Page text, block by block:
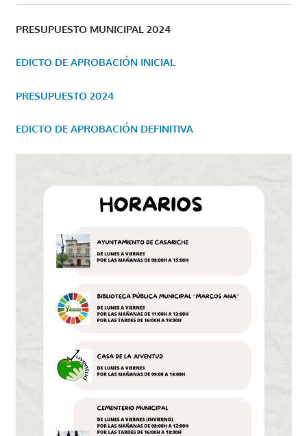
PRESUPUESTO MUNICIPAL 2024
EDICTO DE APROBACIÓN INICIAL
PRESUPUESTO 2024
EDICTO DE APROBACIÓN DEFINITIVA